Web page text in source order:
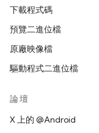
下載程式碼
預覽二進位檔
原廠映像檔
驅動程式二進位檔
論壇
X 上的 @Android